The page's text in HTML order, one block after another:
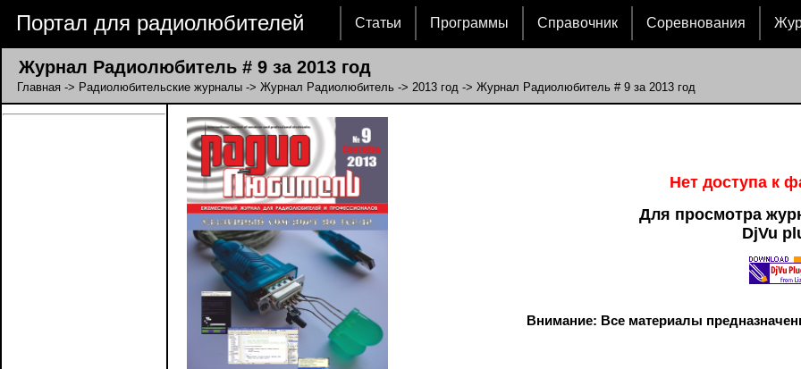
Портал для радиолюбителей Статьи Программы Справочник Соревнования
Журнал Радиолюбитель # 9 за 2013 год
Главная -> Радиолюбительские журналы -> Журнал Радиолюбитель -> 2013 год -> Журнал Радиолюбитель # 9 за 2013 год
Нет доступа к
Для просмотра
DjVu
Внимание: Все материалы